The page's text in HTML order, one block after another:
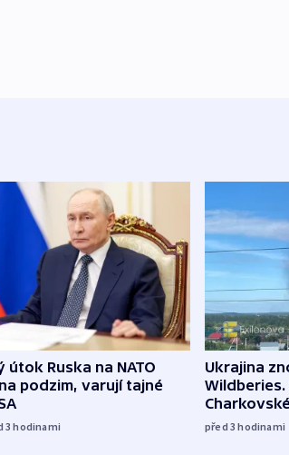
útok Ruska na NATO
podzim, varují tajné
3hodinami
Ukrajina
před 3hodinami